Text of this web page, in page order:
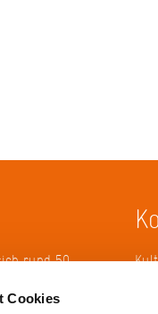
Cookies
rund 50